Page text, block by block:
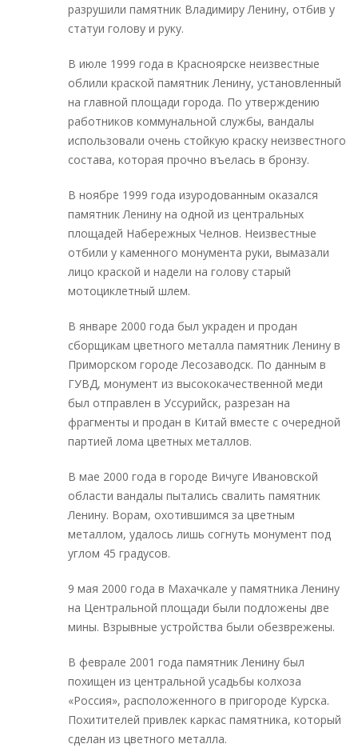
разрушили памятник Владимиру Ленину, отбив у
статуи голову и руку.
В июле 1999 года в Красноярске неизвестные
облили краской памятник Ленину, установленный
на главной площади города. По утверждению
работников коммунальной службы, вандалы
использовали очень стойкую краску неизвестного
состава, которая прочно въелась в бронзу.
В ноябре 1999 года изуродованным оказался
памятник Ленину на одной из центральных
площадей Набережных Челнов. Неизвестные
отбили у каменного монумента руки, вымазали
лицо краской и надели на голову старый
мотоциклетный шлем.
В январе 2000 года был украден и продан
сборщикам цветного металла памятник Ленину в
Приморском городе Лесозаводск. По данным в
ГУВД, монумент из высококачественной меди
был отправлен в Уссурийск, разрезан на
фрагменты и продан в Китай вместе с очередной
партией лома цветных металлов.
В мае 2000 года в городе Вичуге Ивановской
области вандалы пытались свалить памятник
Ленину. Ворам, охотившимся за цветным
металлом, удалось лишь согнуть монумент под
углом 45 градусов.
9 мая 2000 года в Махачкале у памятника Ленину
на Центральной площади были подложены две
мины. Взрывные устройства были обезврежены.
В феврале 2001 года памятник Ленину был
похищен из центральной усадьбы колхоза
«Россия», расположенного в пригороде Курска.
Похитителей привлек каркас памятника, который
сделан из цветного металла.